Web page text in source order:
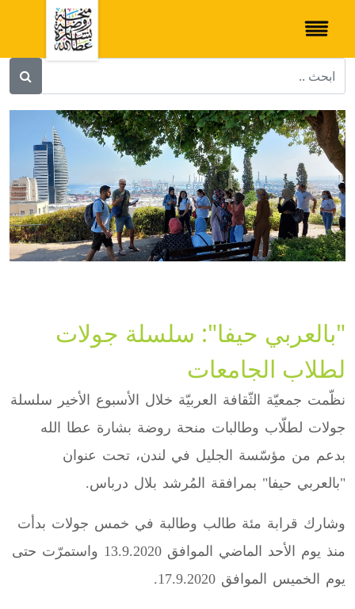
"بالعربي حيفا": سلسلة جولات
لطلاب الجامعات
نظّمت جمعيّة الثّقافة العربيّة خلال الأسبوع الأخير سلسلة
جولات لطلّاب وطالبات منحة روضة بشارة عطا الله
بدعم من مؤسّسة الجليل في لندن، تحت عنوان
"بالعربي حيفا" بمرافقة المُرشد بلال درباس.
وشارك قرابة مئة طالب وطالبة في خمس جولات بدأت
منذ يوم الأحد الماضي الموافق 13.9.2020 واستمرّت حتى
يوم الخميس الموافق 17.9.2020.